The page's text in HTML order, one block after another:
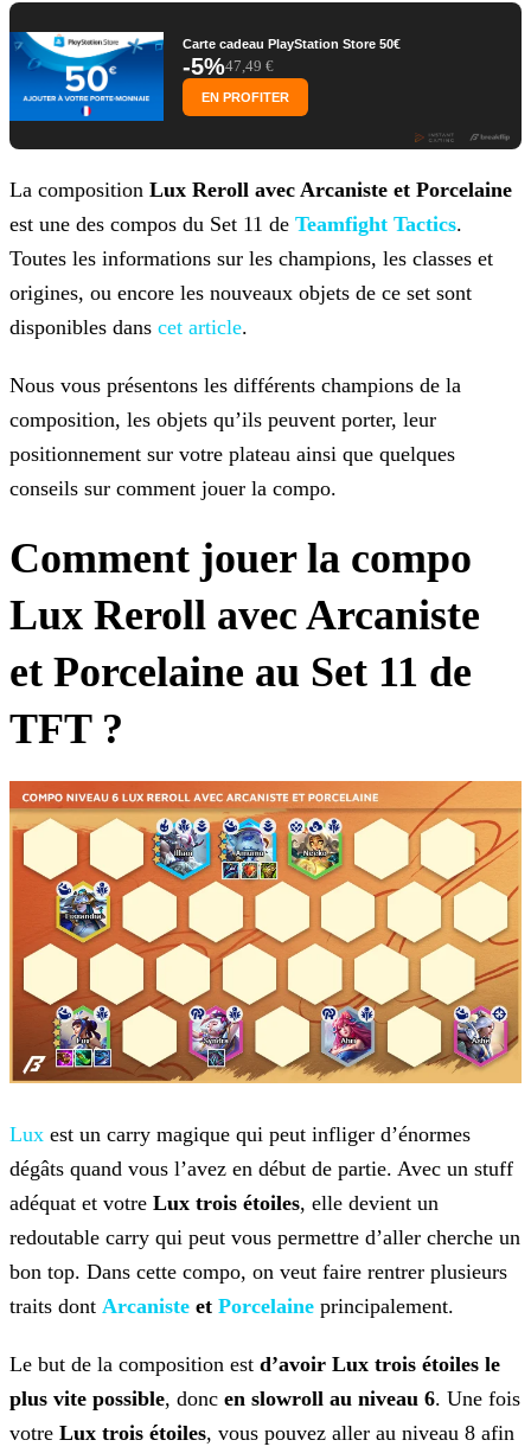
Carte cadeau PlayStation Store 50€
-5%47,49 €
EN PROFITER
La composition Lux Reroll avec Arcaniste et Porcelaine
est une des compos du Set 11 de Teamfight Tactics.
Toutes les informations sur les champions, les classes et
origines, ou encore les nouveaux objets de ce set sont
disponibles dans cet article.
Nous vous présentons les différents champions de la
composition, les objets qu’ils peuvent porter, leur
positionnement sur votre plateau ainsi que quelques
conseils sur comment jouer la compo.
Comment jouer la compo
Lux Reroll avec Arcaniste
et Porcelaine au Set 11 de
TFT ?
Lux est un carry magique qui peut infliger d’énormes
dégâts quand vous l’avez en début de partie. Avec un stuff
adéquat et votre Lux trois étoiles, elle devient un
redoutable carry qui peut vous permettre d’aller cherche un
bon top. Dans cette compo, on veut faire rentrer plusieurs
traits dont Arcaniste et Porcelaine principalement.
Le but de la composition est d’avoir Lux trois étoiles le
plus vite possible, donc en slowroll au niveau 6. Une fois
votre Lux trois étoiles, vous pouvez aller au niveau 8 afin